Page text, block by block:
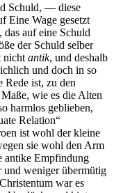
Schuld, — diese
Eine Wage gesetzt
auf eine Schuld
der Schuld selber
nicht antik, und deshalb
und doch in so
Rede ist, zu den
wie es die Alten
harmlos geblieben,
Relation“
ist wohl der kleine
sie wohl den Arm
antike Empfindung
und weniger übermütig
war es